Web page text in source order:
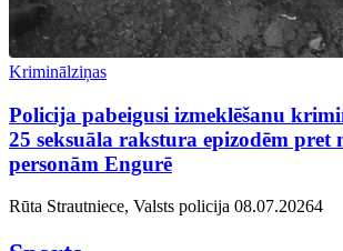
Kriminālziņas
Policija pabeigusi izmeklēšanu
25 seksuāla rakstura epizodēm pret
personām Engurē
Rūta Strautniece, Valsts policija 08.07.20264